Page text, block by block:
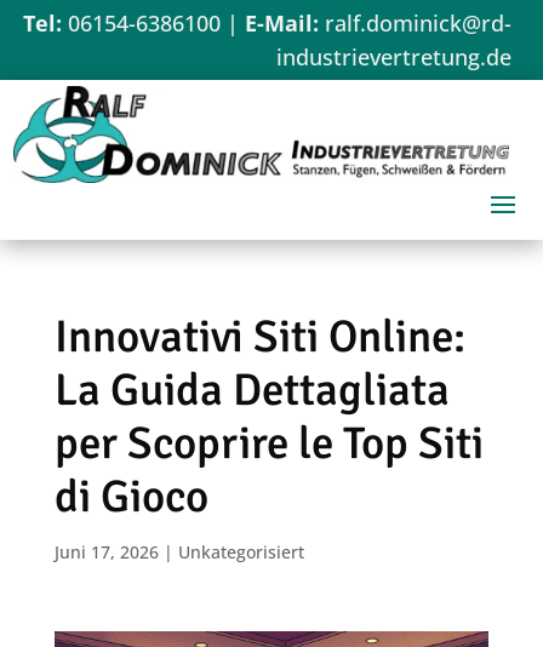
Tel: 06154-6386100| E-Mail: ralf.dominick@rd-
industrievertretung.de
Innovativi Siti Online:
La Guida Dettagliata
per Scoprire le Top Siti
di Gioco
Juni 17, 2026| Unkategorisiert